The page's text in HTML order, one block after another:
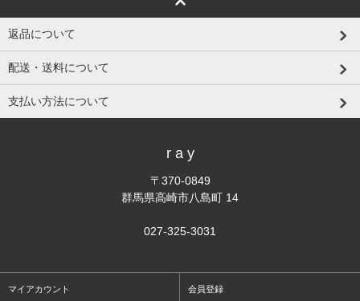
返品について
配送・送料について
支払い方法について
r a y
〒370-0849
群馬県高崎市八島町 14
027-325-3031
マイアカウント 会員登録